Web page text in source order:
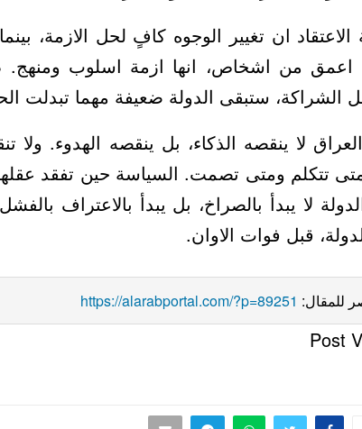
ان تغيير الوجوه كافٍ لحل الازمة،
اعمق من اشخاص، انها ازمة اسلوب ومنهج.
الشراكة، ستبقى الدولة ضعيفة مهما تبدلت
العراق لا ينقصه الذكاء، بل ينقصه الهدوء.
تتكلم ومتى تصمت. السياسة حين تفقد
لا يبدأ بالصراخ، بل يبدأ بالاعتراف
قبل فوات الاوان.
للمقال: https://alarabportal.com/?p=89251
Post